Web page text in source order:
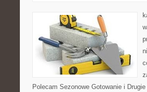
Polecam Sezonowe Gotowanie i